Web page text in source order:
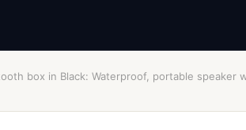
box in Black: Waterproof, portable